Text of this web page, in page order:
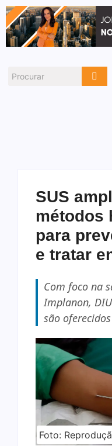
SUS
métodos
para
e tratar
Com foco na
Implanon,
são
Foto: